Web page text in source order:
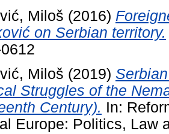
Miloš (2016)
on Serbian territory.
Miloš (2019)
Struggles of the
Century). In:
Europe: Politics, Law